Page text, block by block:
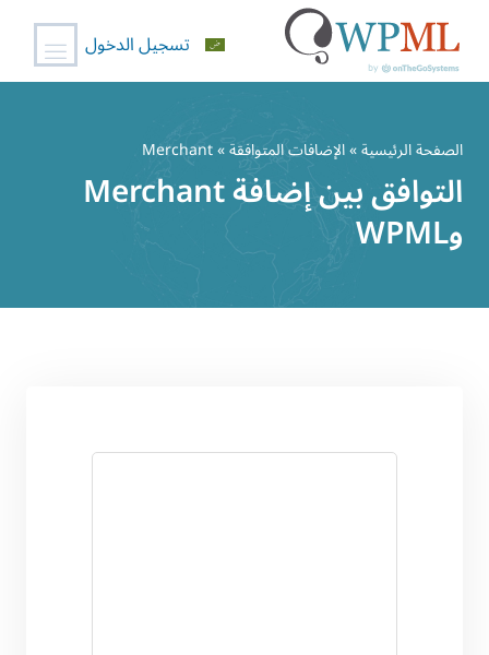
المحتوى
تسجيل الدخول
الصفحة الرئيسية»الإضافات المتوافقة» Merchant
التوافق بين إضافة Merchant
وWPML